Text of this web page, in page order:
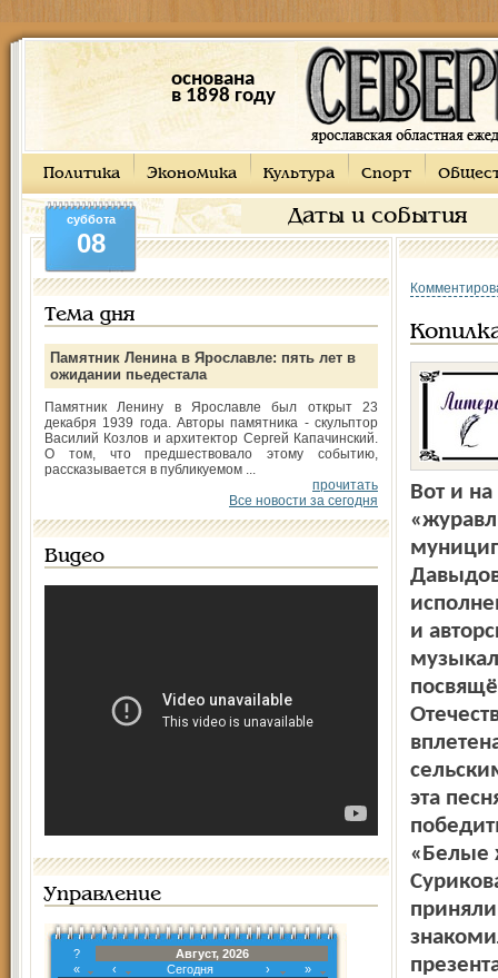
основана
в 1898 году
Политика Экономика Культура Спорт
Даты и события
суббота
08
Тема дня
Памятник Ленина в Ярославле: пять лет в
ожидании пьедестала
Памятник Ленину в Ярославле был открыт 23
декабря 1939 года. Авторы памятника - скульптор
Василий Козлов и архитектор Сергей Капачинский.
О том, что предшествовало этому событию,
рассказывается в публикуемом ...
прочитать
Все новости за сегодня
Видео
Управление
?
Август, 2026
«
‹ Сегодня ›
»
Вот и
и
эта
«Белые